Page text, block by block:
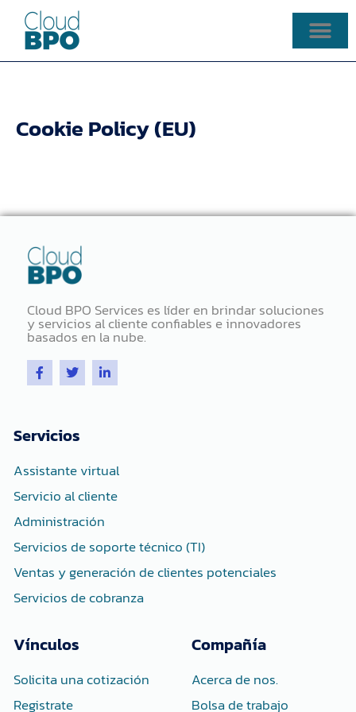
content
Cookie Policy (EU)
Cloud BPO Services es líder en brindar soluciones
y servicios al cliente confiables e innovadores
basados ​​en la nube.
F
a
c
o
o
-
f
T
w
i
e
r
L
i
n
-
i
n
Servicios
Assistante virtual
Servicio al cliente
Administración
Servicios de soporte técnico (TI)
Ventas y generación de clientes potenciales
Servicios de cobranza
Vínculos
Solicita una cotización
Registrate
Compañía
Acerca de nos.
Bolsa de trabajo